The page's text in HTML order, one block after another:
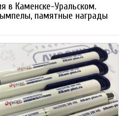
в Каменске-Уральском.
памятные награды